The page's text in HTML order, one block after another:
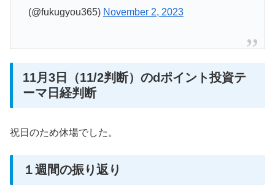
(@fukugyou365) November 2, 2023
11月3日（11/2判断）のdポイント投資テ
ーマ日経判断
祝日のため休場でした。
１週間の振り返り